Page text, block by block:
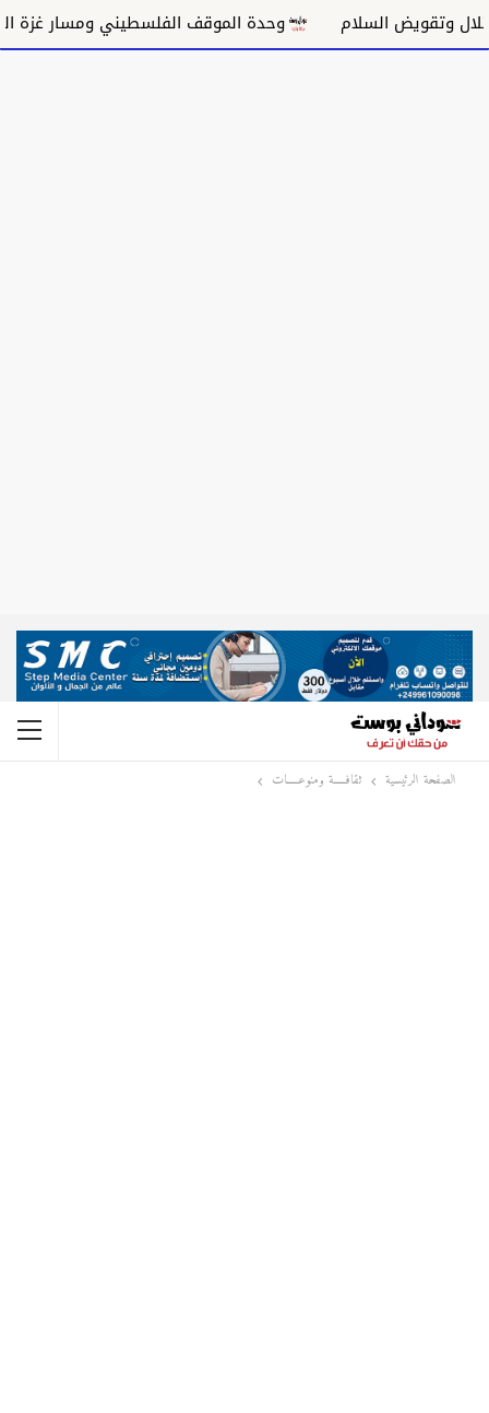
وحدة الموقف الفلسطيني ومسار غزة السياسي
الصفحة الرئيسية ثقافـــــة ومنوعـــــات